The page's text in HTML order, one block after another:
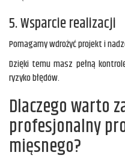
5. Wsparcie realizacji
Pomagamy wdrożyć projekt i
Dzięki temu masz pełną
ryzyko błędów.
Dlaczego warto
profesjonalny
mięsnego?